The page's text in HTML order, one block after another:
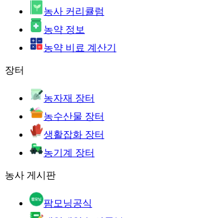
농사 커리큘럼
농약 정보
농약 비료 계산기
장터
농자재 장터
농수산물 장터
생활잡화 장터
농기계 장터
농사 게시판
팜모닝공식